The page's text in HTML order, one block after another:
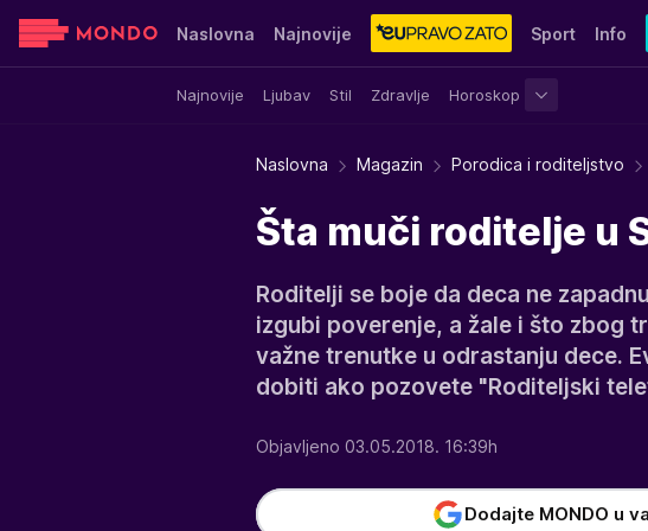
Naslovna Najnovije Sport Info
Najnovije Ljubav Stil Zdravlje Horoskop
Sensa Stvar ukusa Yumama
Naslovna Magazin Porodica i roditeljstvo
Šta muči roditelje u
Roditelji se boje da deca ne
izgubi poverenje, a žale i što zbog
važne trenutke u odrastanju dece.
dobiti ako pozovete "Roditeljski
Objavljeno 03.05.2018. 16:39h
Dodajte MONDO u